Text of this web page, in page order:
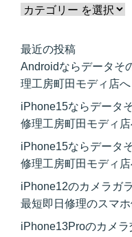
最近の投稿
Androidならデータそ
理工房町田モディ店へ
iPhone15ならデータ
修理工房町田モディ店
iPhone15ならデータ
修理工房町田モディ店
iPhone12のカメラガ
最短即日修理のスマ
iPhone13Proのカメ